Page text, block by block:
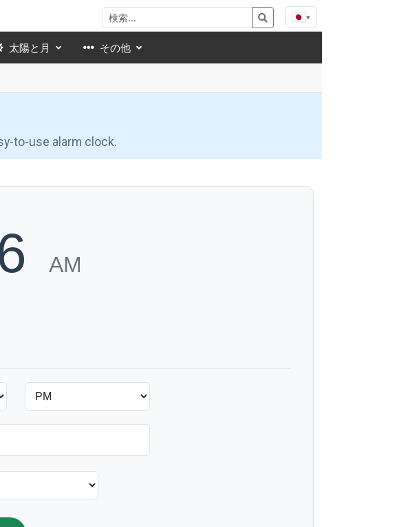
🇯🇵▾
太陽と月 その他
to-use alarm clock.
AM